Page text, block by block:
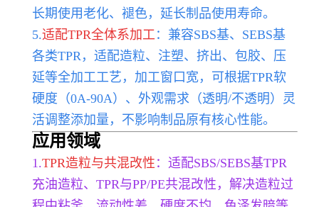
长期使用老化、褪色，延长制品使用寿命。
5.适配TPR全体系加工 ：兼容SBS基、SEBS基
各类TPR，适配造粒、注塑、挤出、包胶、压
延等全加工工艺，加工窗口宽，可根据TPR软
硬度（0A-90A）、外观需求（透明/不透明）灵
活调整添加量，不影响制品原有核心性能。
应用领域
1.TPR造粒与共混改性 ：适配SBS/SEBS基TPR
充油造粒、TPR与PP/PE共混改性，解决造粒过